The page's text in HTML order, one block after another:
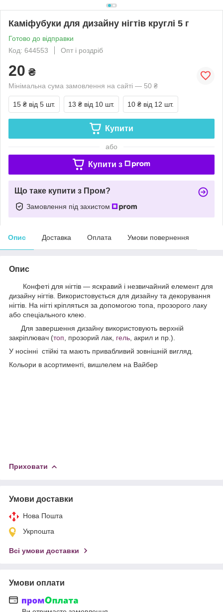
Каміфубуки для дизайну нігтів круглі 5 г
Готово до відправки
Код: 644553
Опт і роздріб
20 ₴
Мінімальна сума замовлення на сайті — 50 ₴
15 ₴ від 5 шт. 13 ₴ від 10 шт. 10 ₴ від 12 шт.
Купити
або
Купити з
Що таке купити з Пром?
Замовлення під захистом
Опис Доставка Оплата Умови повернення
Опис
Конфеті для нігтів — яскравий і незвичайний елемент для
дизайну нігтів. Використовується для дизайну та декорування
нігтів. На нігті кріпляться за допомогою топа, прозорого лаку
або спеціального клею.
Для завершення дизайну використовують верхній
закріплювач (топ , прозорий лак, гель , акрил и пр.).
У носінні стійкі та мають привабливий зовнішній вигляд.
Кольори в асортименті, вишлелем на Вайбер
Приховати
Умови доставки
Нова Пошта
Укрпошта
Всі умови доставки
Умови оплати